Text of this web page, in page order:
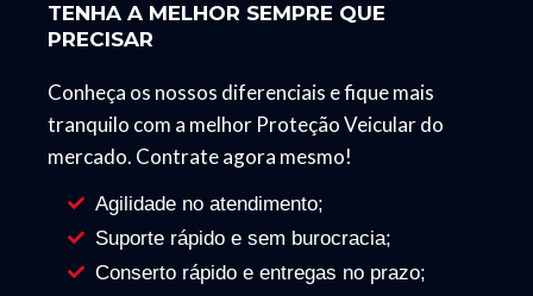
TENHA A MELHOR SEMPRE QUE
PRECISAR
Conheça os nossos diferenciais e fique mais
tranquilo com a melhor Proteção Veicular do
mercado. Contrate agora mesmo!
Agilidade no atendimento;
Suporte rápido e sem burocracia;
Conserto rápido e entregas no prazo;